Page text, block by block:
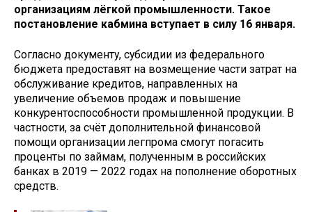
организациям лёгкой промышленности. Такое
постановление кабмина вступает в силу 16 января.
Согласно документу, субсидии из федерального
бюджета предоставят на возмещение части затрат на
обслуживание кредитов, направленных на
увеличение объемов продаж и повышение
конкурентоспособности промышленной продукции. В
частности, за счёт дополнительной финансовой
помощи организации легпрома смогут погасить
проценты по займам, полученным в российских
банках в 2019 — 2022 годах на пополнение оборотных
средств.